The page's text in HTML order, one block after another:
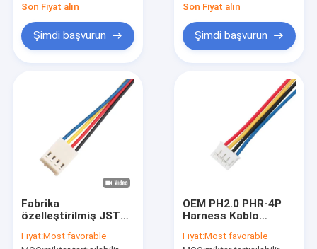
Son Fiyat alın
Şimdi başvurun
Son Fiyat alın
Şimdi başvurun
Fabrika
özelleştirilmiş JST
Molex 4-Wire Fan Y
Fiyat:Most favorable
OEM PH2.0 PHR-4P
Harness Kablo
Pitch 400mm Uzunluk
Fiyat:Most favorable